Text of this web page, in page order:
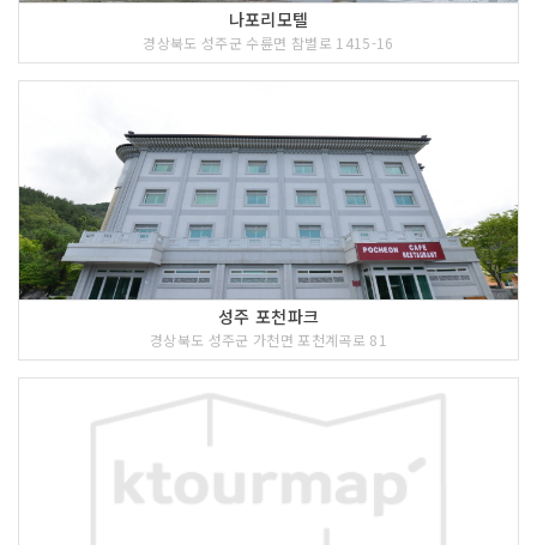
나포리모텔
경상북도 성주군 수륜면 참별로 1415-16
성주 포천파크
경상북도 성주군 가천면 포천계곡로 81